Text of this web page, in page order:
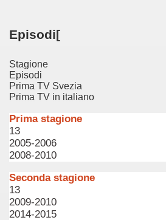
Episodi[
Stagione
Episodi
Prima TV Svezia
Prima TV in italiano
Prima stagione
13
2005-2006
2008-2010
Seconda stagione
13
2009-2010
2014-2015
Trilogia sulla morte